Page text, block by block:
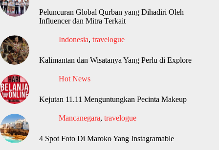
Peluncuran Global Qurban yang Dihadiri Oleh
Influencer dan Mitra Terkait
Indonesia, travelogue
Kalimantan dan Wisatanya Yang Perlu di Explore
Hot News
Kejutan 11.11 Menguntungkan Pecinta Makeup
Mancanegara, travelogue
4 Spot Foto Di Maroko Yang Instagramable